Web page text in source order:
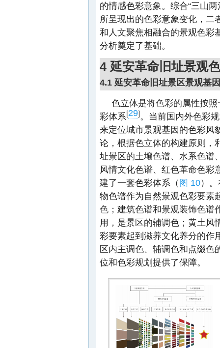
的情感色彩意象。综合“三山
所呈现出的色彩意象变化，二
和人文聚焦相融合的景观色彩
分析奠定了基础。
4 延安革命旧址景观
4.1 延安革命旧址景区景观基
色立体是将色彩的属性按
彩体系[29]。当前国内外色彩
来定位城市景观基因的色彩风
论，根据色立体的构建原则，
址景区的土壤色谱、水系色谱
风情文化色谱、红色革命色彩
建了一套色彩体系（ 图 10）
物色谱作为自然景观色彩要素
色；建筑色谱和景观装饰色谱
用，是景区的辅调色；黄土风
彩要素起到滋养文化养分的作
区内主调色、辅调色和点缀色
位和色彩规划提供了保障。